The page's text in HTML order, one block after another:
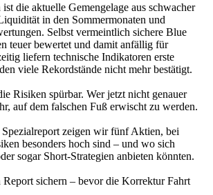
die aktuelle Gemengelage aus schwacher
in den Sommermonaten und
Selbst vermeintlich sichere Blue
teuer bewertet und damit anfällig für
liefern technische Indikatoren erste
viele Rekordstände nicht mehr bestätigt.
Risiken spürbar. Wer jetzt nicht genauer
auf dem falschen Fuß erwischt zu werden.
zeigen wir fünf Aktien, bei
besonders hoch sind – und wo sich
sogar Short-Strategien anbieten könnten.
Report sichern – bevor die Korrektur Fahrt